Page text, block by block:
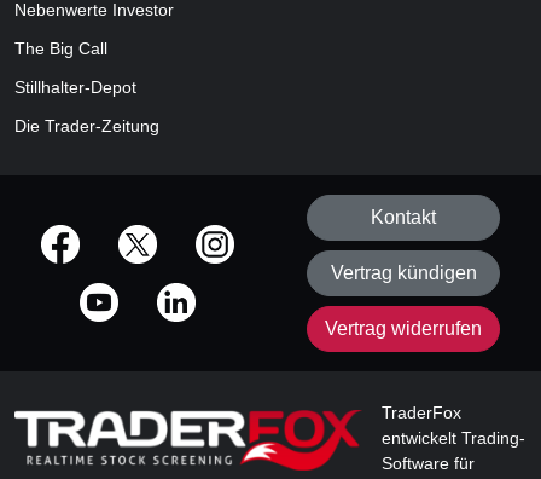
Nebenwerte Investor
The Big Call
Stillhalter-Depot
Die Trader-Zeitung
offizielle Social Media-Accounts
Kontakt
Vertrag kündigen
Vertrag widerrufen
TraderFox
entwickelt Trading-
Software für